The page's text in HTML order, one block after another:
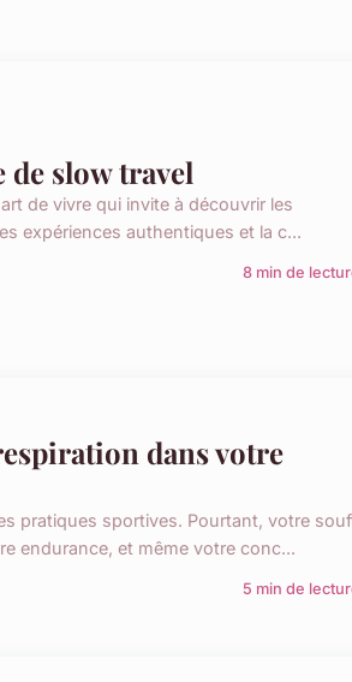
de slow travel
de vivre qui invite à découvrir les
expériences authentiques et la c...
8 min de
dans votre
pratiques sportives. Pourtant, votre
endurance, et même votre conc...
5 min de